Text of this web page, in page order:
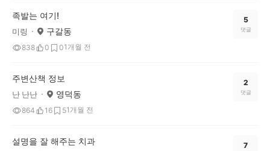
족발는 여기!
미링 구갈동
838 0 01개월 전
5
댓글
주변산책 정보
난 난난 영덕동
864 16 51개월 전
2
댓글
설명을 잘 해주는 치과 7